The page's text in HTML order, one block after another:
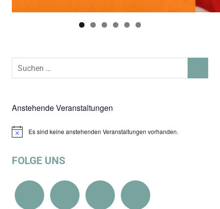
Suchen
Anstehende Veranstaltungen
HinweisEs sind keine anstehenden Veranstaltungen vorhanden.
FOLGE UNS